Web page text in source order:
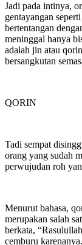
Jadi pada intinya,
gentayangan
bertentangan
meninggal hanya
adalah jin atau
bersangkutan
QORIN
Tadi sempat
orang yang sudah
perwujudan roh
Menurut bahasa,
merupakan salah
berkata,
cemburu